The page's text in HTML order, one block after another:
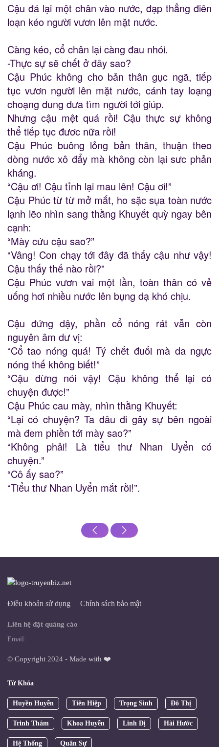
Cậu đá lại một chân vào nước, đạp thẳng điên
loạn kéo người vươn lên mặt nước.
Càng kéo, cổ chân lại càng đau nhói.
-Thực sự sẽ chết ở đây sao?
Cậu Phúc không cho bản thân gục ngã, tiếp
tục vươn người lên mặt nước, cánh tay loạng
choạng đung đưa tìm người tới giúp.
Nhưng cậu mệt quá rồi! Cậu thực sự không
thể tiếp tục đươc nữa rồi!
Cậu Phúc buông lỏng bản thân, thuận theo
dòng nước xô đẩy mà không còn lại sưc phản
kháng.
“Cậu ơi! Cậu tỉnh lại mau lên! Cậu ơi!”
Cậu Phúc từ từ mở mắt, ho sặc sụa toàn nước
lạnh lẽo nhìn sang thằng Khuyết quỳ ngay bên
cạnh:
“Mày cứu cậu sao?”
“Vâng! Con chạy tới đây đã thấy cậu như vậy!
Cậu thấy thế nào rồi?”
Cậu Phúc vươn vai một lần, toàn thân có vẻ
uống hơi nhiều nước lên bụng dạ khó chịu.
Cậu đứng dậy, phần cổ nóng rát vẫn còn
nguyên âm dư vị:
“Cổ tao nóng quá! Tý chết đuối mà da ngực
nóng thế không biết!”
“Cậu đừng nói vậy! Cậu không thể lại có
chuyện được!”
Cậu Phúc cau mày, nhìn thằng Khuyết:
“Lại có chuyện? Ta đâu đi gây sự bên ngoài
mà đem phiền tới mày sao?”
“Không phải! Là tiểu thư Nhan Uyển có
chuyện.”
“Cô ấy sao?”
“Tiểu thư Nhan Uyển mất rồi!”.
Điều khoản sử dụng Chính sách bảo mật
Liên hệ đặt quảng cáo
Email:
© Copyright 2024 - Made with ❤️
Từ Khóa
Huyền Huyễn Tiên Hiệp Trọng Sinh Đô Thị
Trinh Thám Khoa Huyễn Linh Dị Hài Hước
Hệ Thống Quân Sự